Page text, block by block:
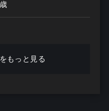
もっと見る